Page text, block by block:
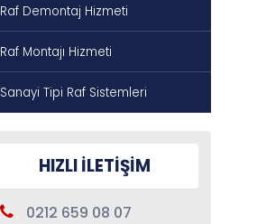
Raf Demontaj Hizmeti
Raf Montajı Hizmeti
Sanayi Tipi Raf Sistemleri
HIZLI İLETİŞİM
0212 659 08 07